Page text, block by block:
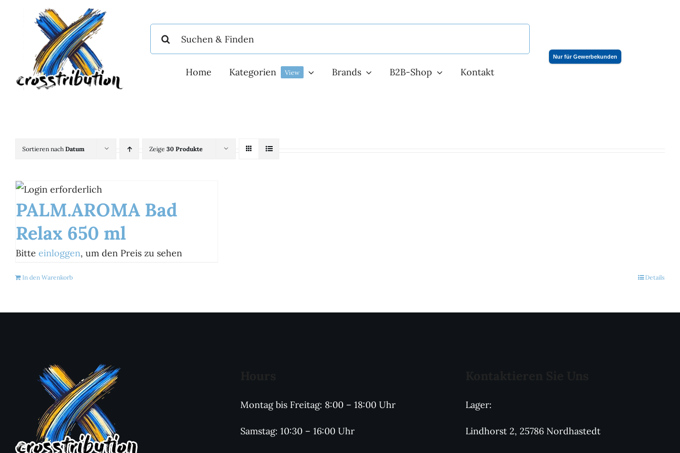
Home
Kategorien View Brands B2B-Shop Kontakt
Nur für Gewerbekunden
Sortieren nach Datum Zeige 30 Produkte
PALM.AROMA Bad
Relax 650 ml
Bitte einloggen, um den Preis zu sehen
In den Warenkorb Details
Montag bis Freitag: 8:00 – 18:00 Uhr
Samstag: 10:30 – 16:00 Uhr
Lager:
Lindhorst 2, 25786 Nordhastedt